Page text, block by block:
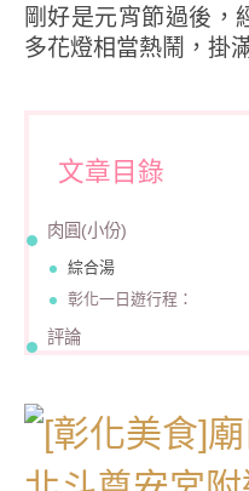
剛好是元宵節過後，
多花燈相當熱鬧，掛
文章目錄
肉圓(小份)
綜合湯
彰化一日遊行程：
評論